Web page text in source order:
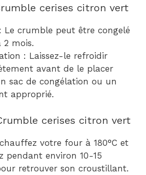
cerises citron vert
Le crumble peut être congelé
2 mois.
: Laissez-le refroidir
avant de le placer
sac de congélation ou un
approprié.
cerises citron vert
votre four à 180°C et
pendant environ 10-15
retrouver son croustillant.